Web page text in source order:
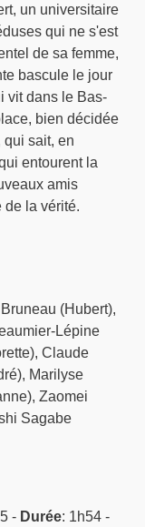
un universitaire
qui ne s'est
de sa femme,
bascule le jour
vit dans le Bas-
bien décidée
qui sait, en
entourent la
amis
de la vérité.
(Hubert),
Lépine
Claude
Marilyse
Zaomei
Sagabe
- Durée: 1h54 -